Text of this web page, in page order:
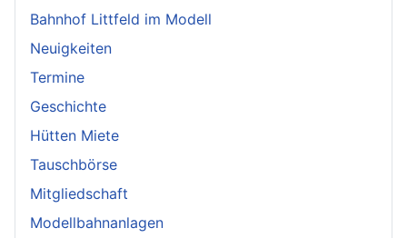
Bahnhof Littfeld im Modell
Neuigkeiten
Termine
Geschichte
Hütten Miete
Tauschbörse
Mitgliedschaft
Modellbahnanlagen